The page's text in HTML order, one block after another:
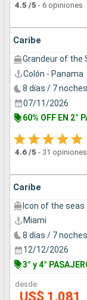
4.5 /5 - 6 opiniones
Caribe
Grandeur of the
Colón - Panama
8 días / 7 noches
07/11/2026
60% OFF EN 2°
4.6 /5 - 31 opiniones
Caribe
Icon of the seas
Miami
8 días / 7 noches
12/12/2026
3° y 4°
desde
US$ 1,081